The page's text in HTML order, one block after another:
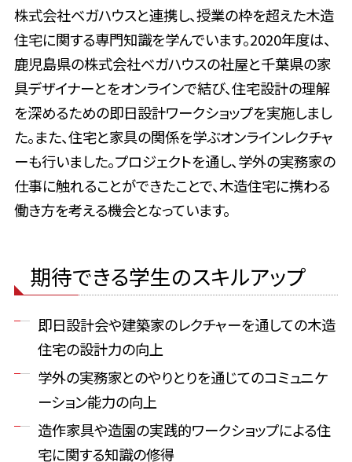
株式会社ベガハウスと連携し、授業の枠を超えた木造
住宅に関する専門知識を学んでいます。2020年度は、
鹿児島県の株式会社ベガハウスの社屋と千葉県の家
具デザイナーとをオンラインで結び、住宅設計の理解
を深めるための即日設計ワークショップを実施しまし
た。また、住宅と家具の関係を学ぶオンラインレクチャ
ーも行いました。プロジェクトを通し、学外の実務家の
仕事に触れることができたことで、木造住宅に携わる
働き方を考える機会となっています。
期待できる学生のスキルアップ
即日設計会や建築家のレクチャーを通しての木造
住宅の設計力の向上
学外の実務家とのやりとりを通じてのコミュニケ
ーション能力の向上
造作家具や造園の実践的ワークショップによる住
宅に関する知識の修得